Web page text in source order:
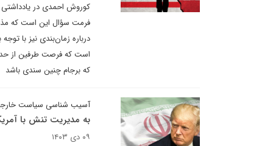
کوروش احمدی در یادداشتی
فرمت سؤال این است که
است که فرصت طرفین از
که برجام چنین سندی باشد
آسیب شناسی سیاست خارجی
به مدیریت تنش با
۰۹ دی ۱۴۰۳